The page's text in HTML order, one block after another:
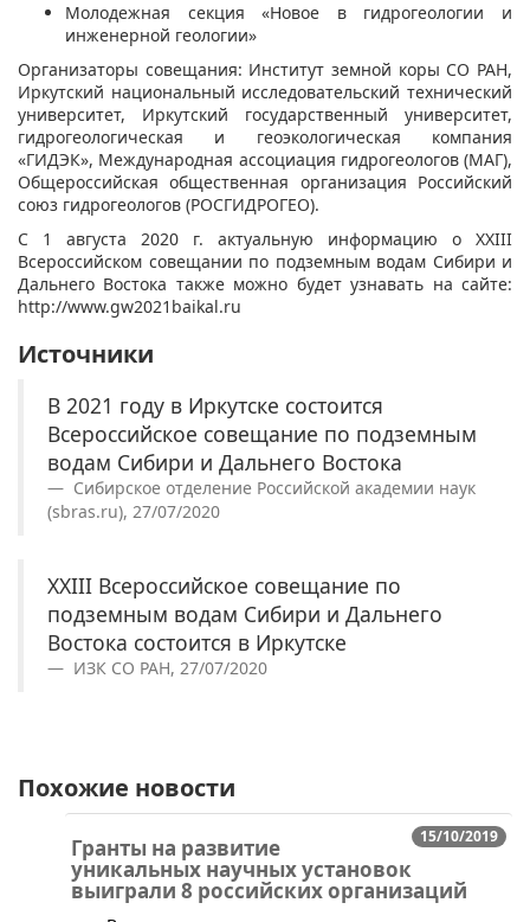
Молодежная секция «Новое в гидрогеологии и
инженерной геологии»
Организаторы совещания: Институт земной коры СО РАН,
Иркутский национальный исследовательский технический
университет, Иркутский государственный университет,
гидрогеологическая и геоэкологическая компания
«ГИДЭК», Международная ассоциация гидрогеологов (МАГ),
Общероссийская общественная организация Российский
союз гидрогеологов (РОСГИДРОГЕО).
​С 1 августа 2020 г. актуальную информацию о XXIII
Всероссийском совещании по подземным водам Сибири и
Дальнего Востока также можно будет узнавать на сайте:
http://www.gw2021baikal.ru
Источники
В 2021 году в Иркутске состоится
Всероссийское совещание по подземным
водам Сибири и Дальнего Востока
Сибирское отделение Российской академии наук
(sbras.ru), 27/07/2020
XXIII Всероссийское совещание по
подземным водам Сибири и Дальнего
Востока состоится в Иркутске
ИЗК СО РАН, 27/07/2020
Похожие новости
15/10/2019
Гранты на развитие
уникальных научных установок
выиграли 8 российских организаций